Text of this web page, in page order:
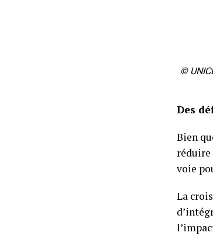
©
Des
Bien
réduire
voie
La